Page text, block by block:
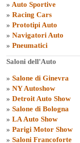
» Auto Sportive
» Racing Cars
» Prototipi Auto
» Navigatori Auto
» Pneumatici
Saloni dell'Auto
» Salone di Ginevra
» NY Autoshow
» Detroit Auto Show
» Salone di Bologna
» LA Auto Show
» Parigi Motor Show
» Saloni Francoforte